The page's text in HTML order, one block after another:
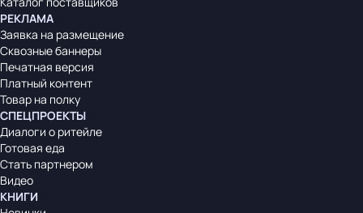
РЕКЛАМА
Заявка на размещение
Сквозные баннеры
Печатная версия
Платный контент
Товар на полку
СПЕЦПРОЕКТЫ
Диалоги о ритейле
Готовая еда
Стать партнером
Видео
КНИГИ